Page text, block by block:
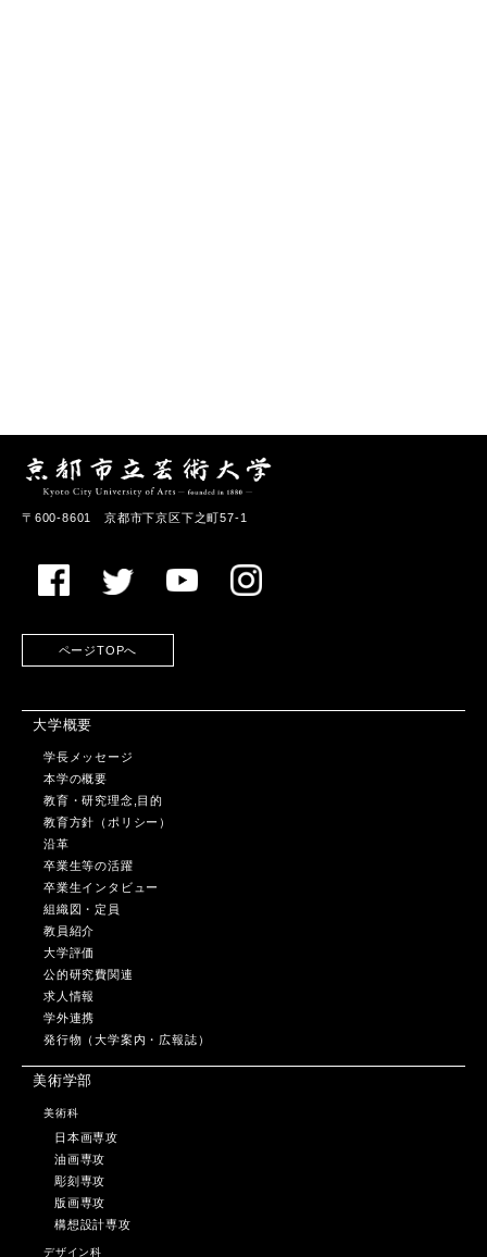
〒600-8601 京都市下京区下之町57-1
ページTOPへ
大学概要
学長メッセージ
本学の概要
教育・研究理念,目的
教育方針（ポリシー）
沿革
卒業生等の活躍
卒業生インタビュー
組織図・定員
教員紹介
大学評価
公的研究費関連
求人情報
学外連携
発行物（大学案内・広報誌）
美術学部
美術科
日本画専攻
油画専攻
彫刻専攻
版画専攻
構想設計専攻
デザイン科